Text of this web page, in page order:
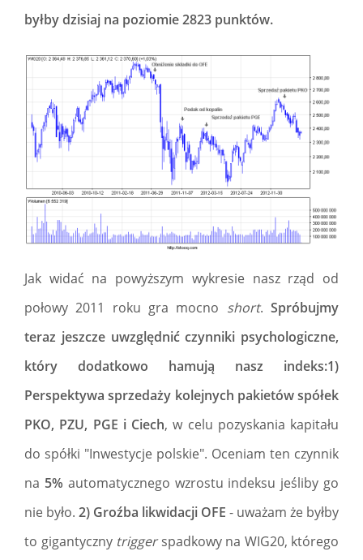
byłby dzisiaj na poziomie 2823 punktów.
Jak widać na powyższym wykresie nasz rząd od
połowy 2011 roku gra mocno short.Spróbujmy
teraz jeszcze uwzględnić czynniki psychologiczne,
który dodatkowo hamują nasz indeks:1)
Perspektywa sprzedaży kolejnych pakietów spółek
PKO, PZU, PGE i Ciech, w celu pozyskania kapitału
do spółki "Inwestycje polskie". Oceniam ten czynnik
na 5% automatycznego wzrostu indeksu jeśliby go
nie było. 2) Groźba likwidacji OFE - uważam że byłby
to gigantycznytriggerspadkowy na WIG20, którego